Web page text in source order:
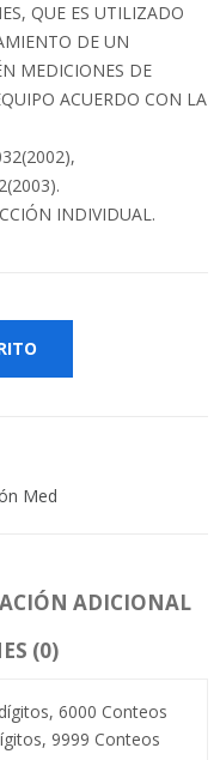
QUE ES UTILIZADO
DE UN
MEDICIONES DE
ACUERDO CON LA
INDIVIDUAL.
Med
ADICIONAL
(0)
6000 Conteos
9999 Conteos